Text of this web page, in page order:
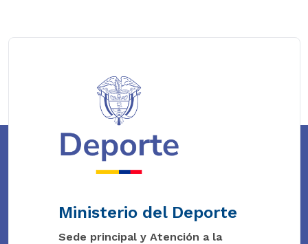
Ministerio del Deporte
Sede principal y Atención a la